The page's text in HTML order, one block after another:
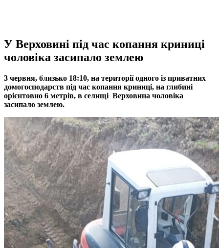
У Верховині під час копання криниці
чоловіка засипало землею
3 червня, близько 18:10, на території одного із приватних
домогосподарств під час копання криниці, на глибині
орієнтовно 6 метрів, в селищі Верховина чоловіка
засипало землею.